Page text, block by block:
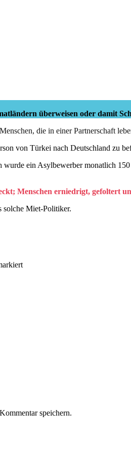
überweisen oder damit
die in einer Partnerschaft
von Türkei nach Deutschland zu
ein Asylbewerber monatlich
Menschen erniedrigt, gefoltert
solche Miet-Politiker.
speichern.